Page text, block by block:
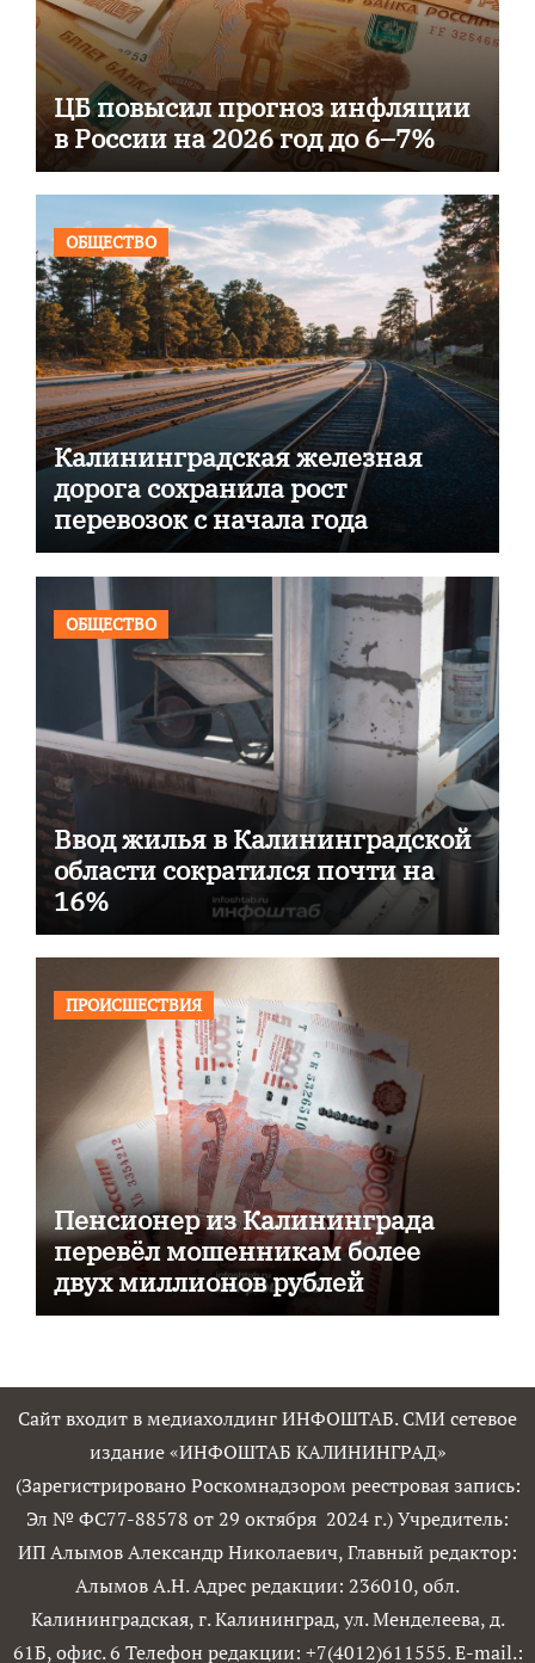
ЦБ повысил прогноз инфляции
в России на 2026 год до 6–7%
ОБЩЕСТВО
Калининградская железная
дорога сохранила рост
перевозок с начала года
ОБЩЕСТВО
Ввод жилья в Калининградской
области сократился почти на
16%
ПРОИСШЕСТВИЯ
Пенсионер из Калининграда
перевёл мошенникам более
двух миллионов рублей
Сайт входит в медиахолдинг ИНФОШТАБ. СМИ сетевое
издание «ИНФОШТАБ КАЛИНИНГРАД»
(Зарегистрировано Роскомнадзором реестровая запись:
Эл № ФС77-88578 от 29 октября 2024 г.) Учредитель:
ИП Алымов Александр Николаевич, Главный редактор:
Алымов А.Н. Адрес редакции: 236010, обл.
Калининградская, г. Калининград, ул. Менделеева, д.
61Б, офис. 6 Телефон редакции: +7(4012)611555. E-mail.: